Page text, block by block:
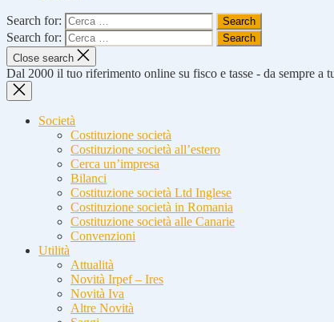
Search for:
Search for:
Close search
Dal 2000 il tuo riferimento online su fisco e tasse - da sempre a
Società
Costituzione società
Costituzione società all’estero
Cerca un’impresa
Bilanci
Costituzione società Ltd Inglese
Costituzione società in Romania
Costituzione società alle Canarie
Convenzioni
Utilità
Attualità
Novità Irpef – Ires
Novità Iva
Altre Novità